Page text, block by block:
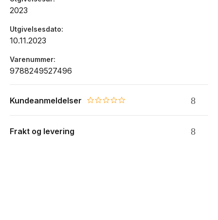
2023
Utgivelsesdato
10.11.2023
Varenummer
9788249527496
Kundeanmeldelser 0.0 star rating
Frakt og levering